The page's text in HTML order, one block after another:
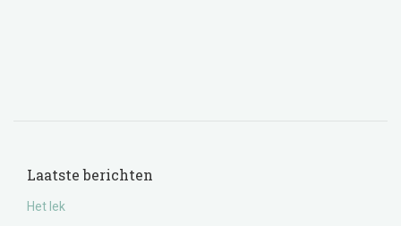
Laatste berichten
Het lek